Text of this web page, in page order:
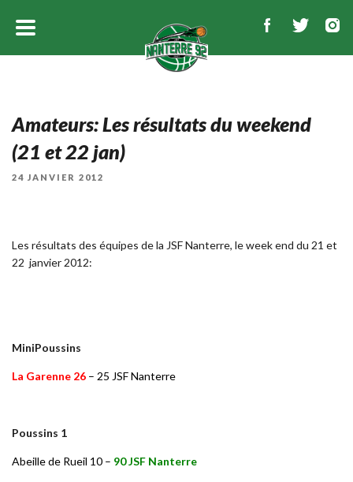
Amateurs: Les résultats du weekend
(21 et 22 jan)
PUBLIÉ
24 JANVIER 2012
Les résultats des équipes de la JSF Nanterre, le week end du 21 et
22 janvier 2012:
MiniPoussins
La Garenne 26 – 25 JSF Nanterre
Poussins 1
Abeille de Rueil 10 – 90 JSF Nanterre